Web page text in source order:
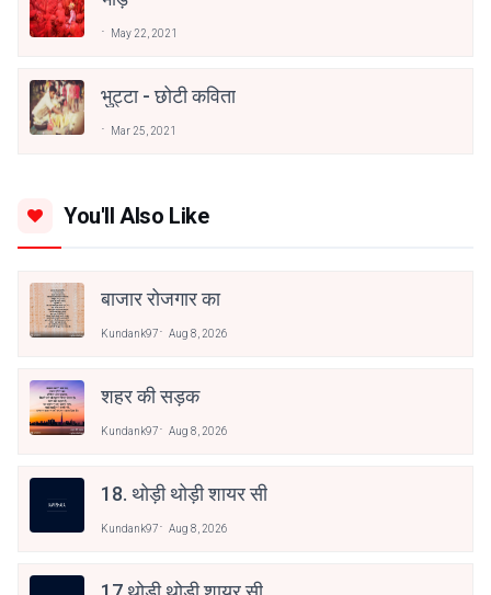
May 22, 2021
भुट्टा - छोटी कविता
Mar 25, 2021
You'll Also Like
बाजार रोजगार का
Kundank97 Aug 8, 2026
शहर की सड़क
Kundank97 Aug 8, 2026
18. थोड़ी थोड़ी शायर सी
Kundank97 Aug 8, 2026